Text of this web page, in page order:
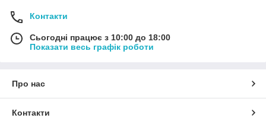
Контакти
Сьогодні працює з 10:00 до 18:00
Показати весь графік роботи
Про нас
Контакти